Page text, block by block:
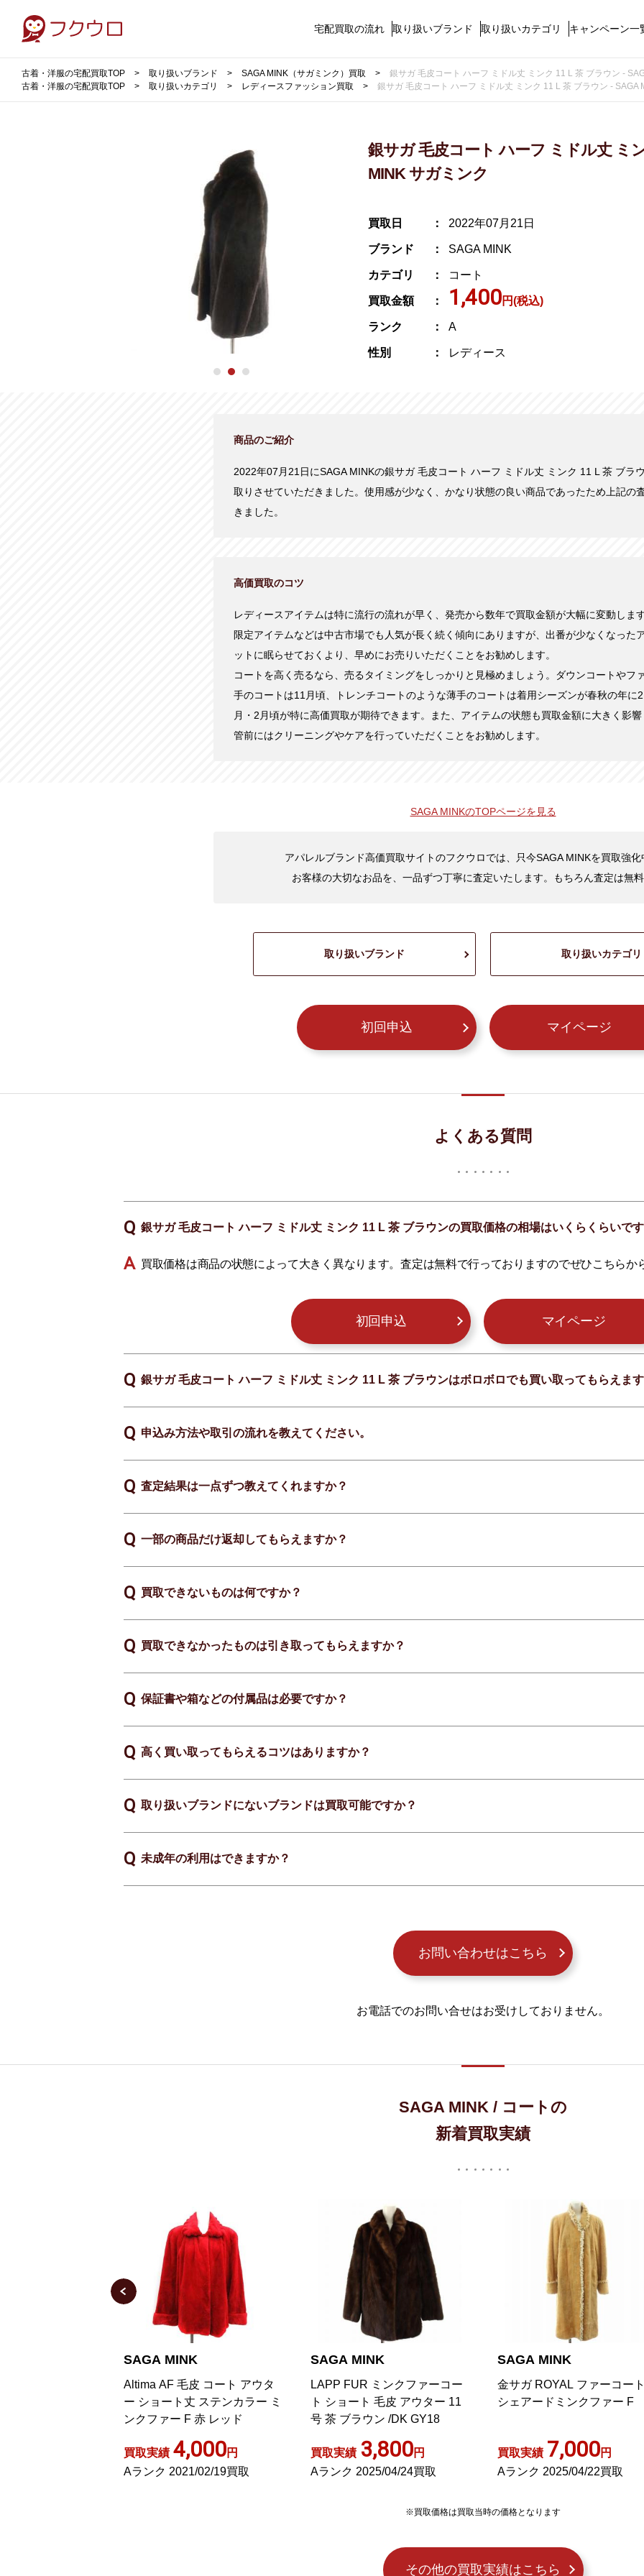
宅配買取の流れ 取り扱いブランド 取り扱いカテゴリ キャンペーン一
古着・洋服の宅配買取TOP 取り扱いブランド SAGA MINK（サガミンク）買取
銀サガ 毛皮コート ハーフ ミドル丈 ミンク 11 L 茶 ブラウン -
古着・洋服の宅配買取TOP
取り扱いカテゴリ レディースファッション買取 銀サガ 毛皮コート ハーフ ミドル丈 ミンク 11 L 茶 ブラウン - SAGA
銀サガ 毛皮コート ハーフ ミドル丈 ミ
MINK サガミンク
買取日 2022年07月21日
ブランド SAGA MINK
カテゴリ コート
買取金額 1,400円(税込)
ランク A
性別 レディース
商品のご紹介
2022年07月21日にSAGA MINKの銀サガ 毛皮コート ハーフ ミドル丈 ミンク 11 L 茶 ブラ
取りさせていただきました。使用感が少なく、かなり状態の良い商品であったため上記の
きました。
高価買取のコツ
レディースアイテムは特に流行の流れが早く、発売から数年で買取金額が大幅に変動しま
限定アイテムなどは中古市場でも人気が長く続く傾向にありますが、出番が少なくなった
ットに眠らせておくより、早めにお売りいただくことをお勧めします。
コートを高く売るなら、売るタイミングをしっかりと見極めましょう。ダウンコートやフ
手のコートは11月頃、トレンチコートのような薄手のコートは着用シーズンが春秋の年に
月・2月頃が特に高価買取が期待できます。また、アイテムの状態も買取金額に大きく影
管前にはクリーニングやケアを行っていただくことをお勧めします。
SAGA MINKのTOPページを見る
アパレルブランド高価買取サイトのフクウロでは、只今SAGA MINKを買取強化
お客様の大切なお品を、一品ずつ丁寧に査定いたします。もちろん査定は無
取り扱いブランド 取り扱いカテゴリ
初回申込 マイページ
よくある質問
銀サガ 毛皮コート ハーフ ミドル丈 ミンク 11 L 茶 ブラウンの買取価格の相場はいくらくらいで
買取価格は商品の状態によって大きく異なります。査定は無料で行っておりますのでぜひこちらか
初回申込 マイページ
銀サガ 毛皮コート ハーフ ミドル丈 ミンク 11 L 茶 ブラウンはボロボロでも買い取ってもらえま
申込み方法や取引の流れを教えてください。
査定結果は一点ずつ教えてくれますか？
一部の商品だけ返却してもらえますか？
買取できないものは何ですか？
買取できなかったものは引き取ってもらえますか？
保証書や箱などの付属品は必要ですか？
高く買い取ってもらえるコツはありますか？
取り扱いブランドにないブランドは買取可能ですか？
未成年の利用はできますか？
お問い合わせはこちら
お電話でのお問い合せはお受けしておりません。
SAGA MINK / コートの
新着買取実績
SAGA MINK
LAPP FUR ミンクファーコー
ト ショート 毛皮 アウター 11
号 茶 ブラウン /DK GY18
買取実績 3,800円
Aランク 2025/04/24買取
SAGA MINK
金サガ ROYAL ファーコート
シェアードミンクファー F
買取実績 7,000円
Aランク 2025/04/22買取
SAGA MINK
銀サガ ファーコート ブルゾ
毛皮 アウター サファイアミ
買取実績 1,400円
Bランク 2024/08/30買取
※買取価格は買取当時の価格となります
その他の買取実績はこちら